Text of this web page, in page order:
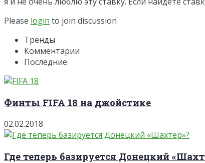
Please login to join discussion
Тренды
Комментарии
Последние
Финты FIFA 18 на джойстике
02.02.2018
Где теперь базируется Донецкий